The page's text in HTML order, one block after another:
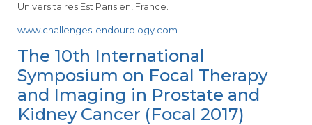
Universitaires Est Parisien, France.
www.challenges-endourology.com
The 10th International
Symposium on Focal Therapy
and Imaging in Prostate and
Kidney Cancer (Focal 2017)